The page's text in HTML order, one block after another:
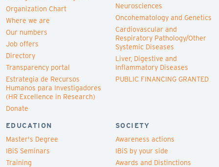
Organization Chart
Where we are
Our numbers
Job offers
Directory
Transparency portal
Estrategia de Recursos
Humanos para Investigadores
(HR Excellence in Research)
Donate
Neurosciences
Oncohematology and Genetics
Cardiovascular and
Respiratory Pathology/Other
Systemic Diseases
Liver, Digestive and
Inflammatory Diseases
PUBLIC FINANCING GRANTED
EDUCATION
Master's Degree
IBiS Seminars
Training
SOCIETY
Awareness actions
IBiS by your side
Awards and Distinctions